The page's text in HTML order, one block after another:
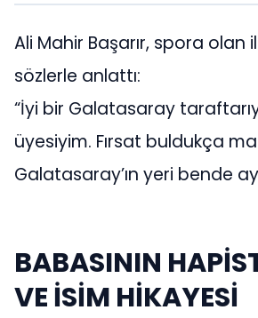
Ali Mahir Başarır, spora olan
sözlerle anlattı:
“İyi bir Galatasaray
üyesiyim. Fırsat buldukça
Galatasaray’ın yeri bende
BABASININ
VE İSİM HİKAYESİ